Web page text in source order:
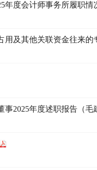
年度会计师事务所履职情
用及其他关联资金往来的
2025年度述职报告（毛